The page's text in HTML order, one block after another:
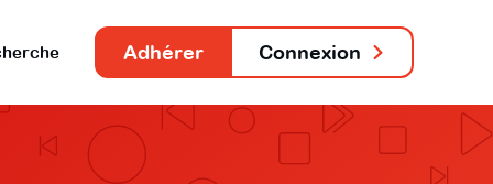
Adhérer Connexion